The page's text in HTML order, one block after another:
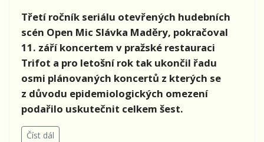
Třetí ročník seriálu otevřených hudebních
scén Open Mic Slávka Maděry, pokračoval
11. září koncertem v pražské restauraci
Trifot a pro letošní rok tak ukončil řadu
osmi plánovaných koncertů z kterých se
z důvodu epidemiologických omezení
podařilo uskutečnit celkem šest.
Číst dál